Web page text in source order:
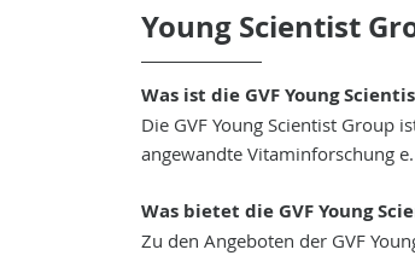
Young Scientist
Was ist die GVF Young
Die GVF Young Scientist Group
angewandte Vitaminforschung e.
Was bietet die GVF Young
Zu den Angeboten der GVF